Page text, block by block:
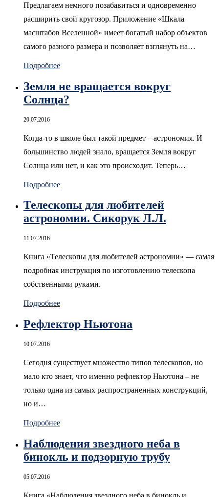
Предлагаем немного позабавиться и одновременно
расширить свой кругозор. Приложение «Шкала
масштабов Вселенной» имеет богатый набор объектов
самого разного размера и позволяет взглянуть на…
Подробнее
Земля не вращается вокруг
Солнца?
20.07.2016
Когда-то в школе был такой предмет – астрономия. И
большинство людей знало, вращается Земля вокруг
Солнца или нет, и как это происходит. Теперь…
Подробнее
Телескопы для любителей
астрономии. Сикорук Л.Л.
11.07.2016
Книга «Телескопы для любителей астрономии» — самая
подробная инструкция по изготовлению телескопа
собственными руками.
Подробнее
Рефлектор Ньютона
10.07.2016
Сегодня существует множество типов телескопов, но
мало кто знает, что именно рефлектор Ньютона – не
только одна из самых распространенных конструкций,
но и…
Подробнее
Наблюдения звездного неба в
бинокль и подзорную трубу
05.07.2016
Книга «Наблюдения звездного неба в бинокль и